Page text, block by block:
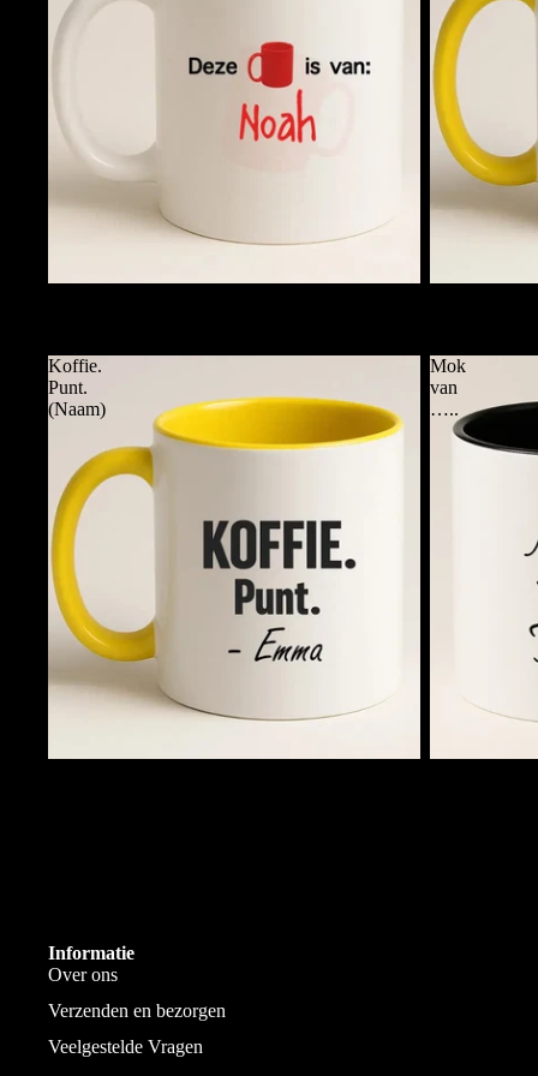
Koffie.
Punt.
(Naam)
Mok
van
…..
Informatie
Over ons
Verzenden en bezorgen
Veelgestelde Vragen